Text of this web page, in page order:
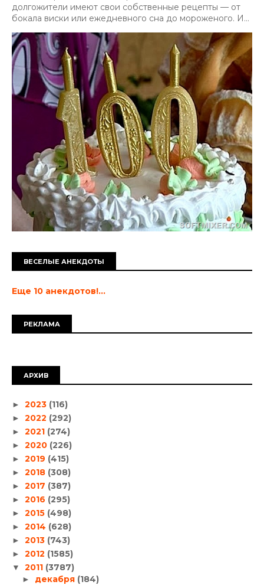
долгожители имеют свои собственные рецепты — от
бокала виски или ежедневного сна до мороженого. И...
ВЕСЕЛЫЕ АНЕКДОТЫ
Еще 10 анекдотов!...
РЕКЛАМА
АРХИВ
► 2023 (116)
► 2022 (292)
► 2021 (274)
► 2020 (226)
► 2019 (415)
► 2018 (308)
► 2017 (387)
► 2016 (295)
► 2015 (498)
► 2014 (628)
► 2013 (743)
► 2012 (1585)
▼ 2011 (3787)
► декабря (184)